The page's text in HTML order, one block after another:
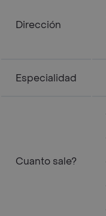
Dirección
Especialidad
Cuanto sale?